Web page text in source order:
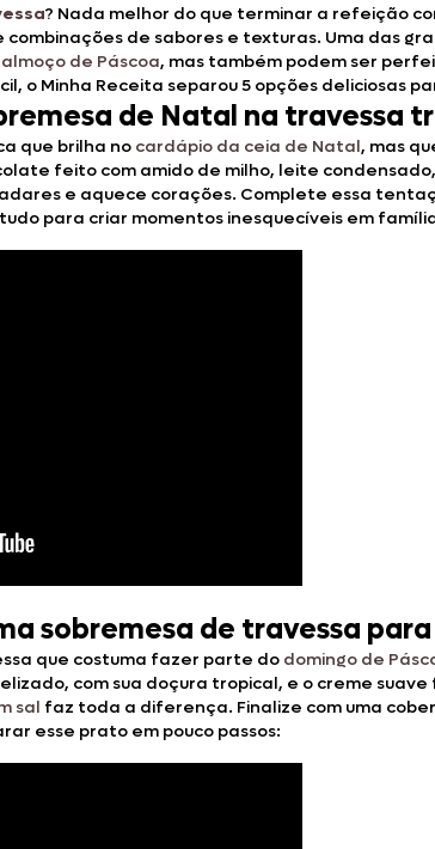
? Nada melhor do que terminar a refeição
combinações de sabores e texturas. Uma das
almoço de Páscoa, mas também podem ser
o Minha Receita separou 5 opções deliciosas
de Natal na travessa
que brilha no cardápio da ceia de Natal, mas
feito com amido de milho, leite
e aquece corações. Complete essa
para criar momentos inesquecíveis em
sobremesa de travessa
que costuma fazer parte do domingo de
com sua doçura tropical, e o creme
sal faz toda a diferença. Finalize com uma
esse prato em pouco passos: